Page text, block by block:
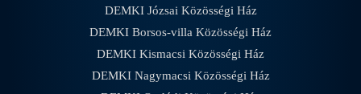
DEMKI Józsai Közösségi Ház
DEMKI Borsos-villa Közösségi Ház
DEMKI Kismacsi Közösségi Ház
DEMKI Nagymacsi Közösségi Ház